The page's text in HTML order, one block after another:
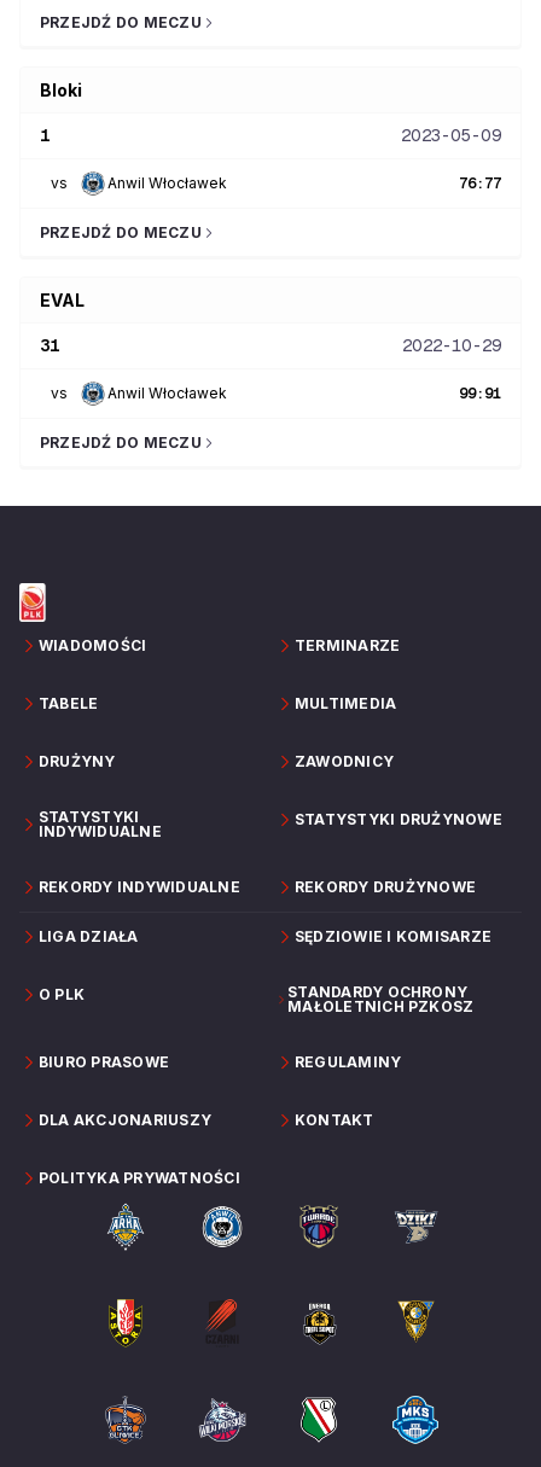
PRZEJDŹ DO MECZU
Bloki
1 2023-05-09
vs Anwil Włocławek 76: 77
PRZEJDŹ DO MECZU
EVAL
31 2022-10-29
vs Anwil Włocławek 99: 91
PRZEJDŹ DO MECZU
WIADOMOŚCI TERMINARZE
TABELE MULTIMEDIA
DRUŻYNY ZAWODNICY
STATYSTYKI
INDYWIDUALNE
STATYSTYKI DRUŻYNOWE
REKORDY INDYWIDUALNE REKORDY DRUŻYNOWE
LIGA DZIAŁA SĘDZIOWIE I KOMISARZE
O PLK
STANDARDY OCHRONY
MAŁOLETNICH PZKOSZ
BIURO PRASOWE REGULAMINY
DLA AKCJONARIUSZY KONTAKT
POLITYKA PRYWATNOŚCI